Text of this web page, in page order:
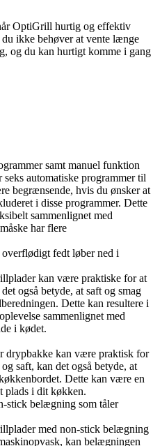
OptiGrill hurtig og effektiv
ikke behøver at vente længe
og du kan hurtigt komme i gang
samt manuel funktion
automatiske programmer til
begrænsende, hvis du ønsker at
i disse programmer. Dette
sammenlignet med
har flere
fedt løber ned i
kan være praktiske for at
også betyde, at saft og smag
Dette kan resultere i
sammenlignet med
i kødet.
drypbakke kan være praktisk for
saft, kan det også betyde, at
Dette kan være en
plads i dit køkken.
stick belægning som tåler
med non-stick belægning
kan belægningen